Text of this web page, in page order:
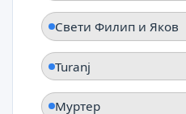
Свети Филип и Яков
Turanj
Муртер